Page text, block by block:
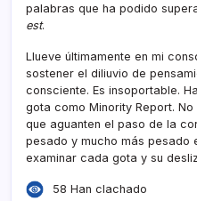
palabras que ha podido
est.
Llueve últimamente en mi
sostener el diliuvio de
consciente. Es insoportable.
gota como Minority Report.
que aguanten el paso de la
pesado y mucho más pesado
examinar cada gota y su
58 Han clachado